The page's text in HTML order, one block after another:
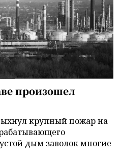
произошел
крупный пожар на
дым заволок многие